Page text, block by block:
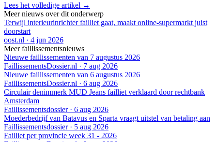
Lees het volledige artikel →
Meer nieuws over dit onderwerp
Terwijl interieurinrichter failliet gaat, maakt online-supermarkt juist
doorstart
oost.nl · 4 jun 2026
Meer faillissementsnieuws
Nieuwe faillissementen van 7 augustus 2026
FaillissementsDossier.nl · 7 aug 2026
Nieuwe faillissementen van 6 augustus 2026
FaillissementsDossier.nl · 6 aug 2026
Circulair denimmerk MUD Jeans failliet verklaard door rechtbank
Amsterdam
Faillissementsdossier· 6 aug 2026
Moederbedrijf van Batavus en Sparta vraagt uitstel van betaling aan
Faillissementsdossier· 5 aug 2026
Failliet per provincie week 31 - 2026